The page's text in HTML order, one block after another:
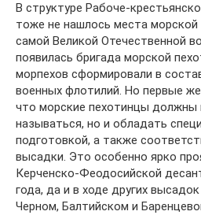
В структуре Рабоче-
тоже не нашлось места морской
самой Великой Отечественной
появилась бригада морской
морпехов сформировали в
военных флотилий. Но первые
что морские пехотинцы должны
называться, но и обладать
подготовкой, а также
высадки. Это особенно ярко
Керченско-Феодосийской
года, да и в ходе других
Черном, Балтийском и